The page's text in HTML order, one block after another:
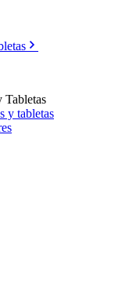
Tabletas
y tabletas